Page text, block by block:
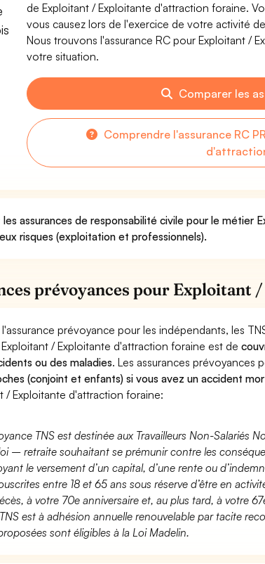
de Exploitant / Exploitante d'attraction foraine.
vous causez lors de l'exercice de votre activité
Nous trouvons l'assurance RC pour Exploitant /
votre situation.
Comparer les
Comprendre l'assurance RC
assurances de responsabilité civile pour le
risques (exploitation et professionnels).
prévoyances pour
prévoyance pour les indépendants, les
/ Exploitante d'attraction foraine est de
ou des maladies. Les assurances
(conjoint et enfants) si vous avez un accident
/ Exploitante d'attraction foraine:
TNS est destinée aux Travailleurs Non-Salariés
– retraite souhaitant se prémunir contre les
le versement d’un capital, d’une rente ou
entre 18 et 65 ans sous réserve d’être en
à votre 70e anniversaire et, au plus tard, à votre
est à adhésion annuelle renouvelable par tacite
sont éligibles à la Loi Madelin.